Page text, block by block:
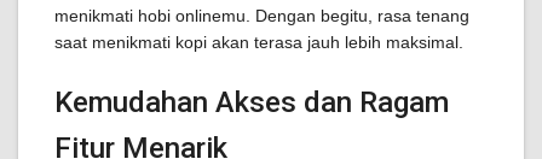
menikmati hobi onlinemu. Dengan begitu, rasa tenang
saat menikmati kopi akan terasa jauh lebih maksimal.
Kemudahan Akses dan Ragam
Fitur Menarik